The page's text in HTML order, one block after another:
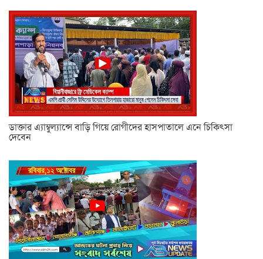
ডাক্তার এ্যাম্বুল্যান্সে বাড়ি গিয়ে রোগীদের হাসপাতালে এনে চিকিৎসা
দেবেন